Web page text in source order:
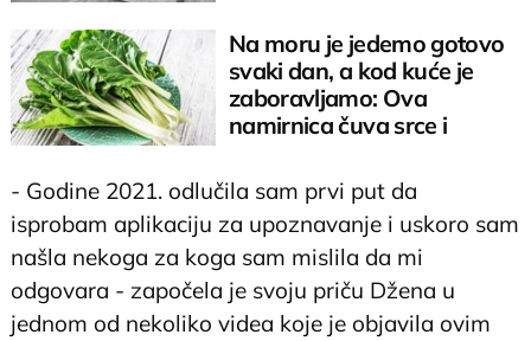
Na moru je jedemo gotovo
svaki dan, a kod kuće je
zaboravljamo: Ova
namirnica čuva srce i
- Godine 2021. odlučila sam prvi put da
isprobam aplikaciju za upoznavanje i uskoro sam
našla nekoga za koga sam mislila da mi
odgovara - započela je svoju priču Džena u
jednom od nekoliko videa koje je objavila ovim